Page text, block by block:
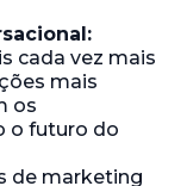
cada vez mais
mais
os
o futuro do
de marketing